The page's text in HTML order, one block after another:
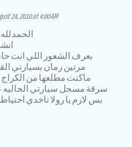
24, 2010 at 4:00 AM
بعرف الشعور اللي انت
مرتين زمان بسيارتي
ماكنت مطلعها من
سرقة مسجل سيارتي الحاليه
بس لازم يا رولا تاخدي